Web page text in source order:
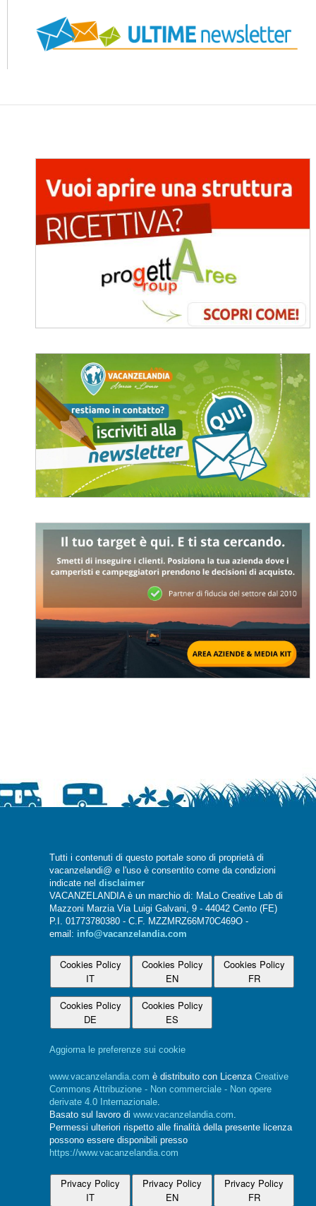
Tutti i contenuti di questo portale sono di proprietà di
vacanzelandi@ e l'uso è consentito come da condizioni
indicate nel disclaimer
VACANZELANDIA è un marchio di: MaLo Creative Lab di
Mazzoni Marzia Via Luigi Galvani, 9 - 44042 Cento (FE)
P.I. 01773780380 - C.F. MZZMRZ66M70C469O -
email: info@vacanzelandia.com
Cookies Policy
IT
Cookies Policy
EN
Cookies Policy
FR
Cookies Policy
DE
Cookies Policy
ES
Aggiorna le preferenze sui cookie
www.vacanzelandia.com è distribuito con Licenza Creative
Commons Attribuzione - Non commerciale - Non opere
derivate 4.0 Internazionale
Basato sul lavoro di www.vacanzelandia.com
Permessi ulteriori rispetto alle finalità della presente licenza
possono essere disponibili presso
https://www.vacanzelandia.com
Privacy Policy
IT
Privacy Policy
EN
Privacy Policy
FR